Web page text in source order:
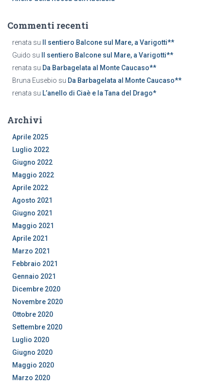
Commenti recenti
renata su
Il sentiero Balcone sul Mare, a Varigotti**
Guido su
Il sentiero Balcone sul Mare, a Varigotti**
renata su Da Barbagelata al Monte Caucaso**
Bruna Eusebio su Da Barbagelata al Monte Caucaso**
renata su L’anello di Ciaè e la Tana del Drago*
Archivi
Aprile 2025
Luglio 2022
Giugno 2022
Maggio 2022
Aprile 2022
Agosto 2021
Giugno 2021
Maggio 2021
Aprile 2021
Marzo 2021
Febbraio 2021
Gennaio 2021
Dicembre 2020
Novembre 2020
Ottobre 2020
Settembre 2020
Luglio 2020
Giugno 2020
Maggio 2020
Marzo 2020